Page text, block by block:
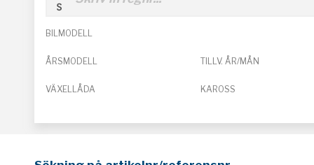
BILMODELL
ÅRSMODELL TILLV. ÅR/MÅN
VÄXELLÅDA KAROSS